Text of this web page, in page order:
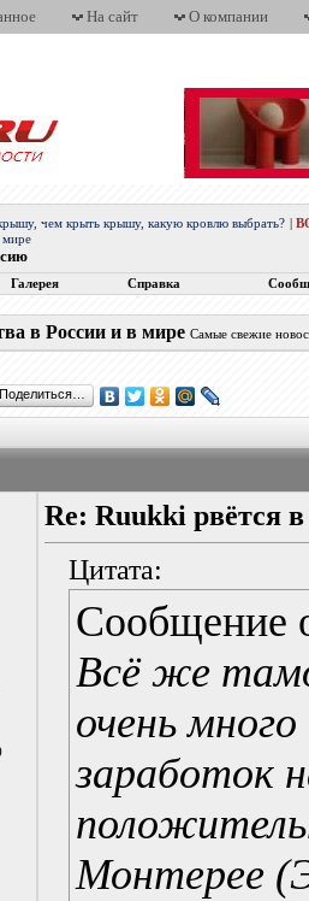
На сайт О компании
чем крыть крышу, какую кровлю выбрать?
мире
Галерея Справка
в России и в мире Самые свежие
Поделиться…
Re: Ruukki рвётся
Цитата:
Сообщение
Всё же
очень
заработок
Монтерее